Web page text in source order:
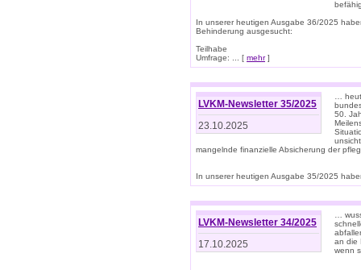
In unserer heutigen Ausgabe 36/2025
Behinderung ausgesucht:
Teilhabe
Umfrage: ... [ mehr]
LVKM-Newsletter 35/2025
23.10.2025
…
50.
mangelnde finanzielle Absicherung der
In unserer heutigen Ausgabe 35/2025
LVKM-Newsletter 34/2025
17.10.2025
…
an die
wenn